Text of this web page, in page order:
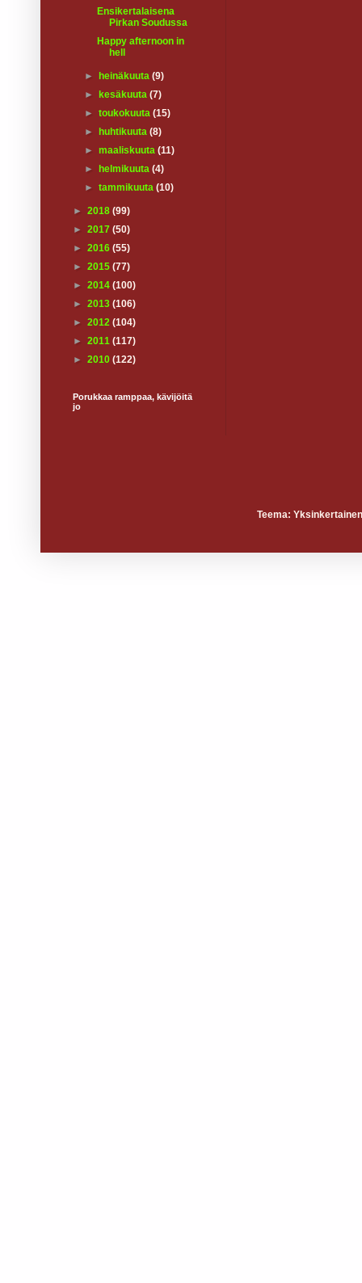
Ensikertalaisena
Pirkan Soudussa
Happy afternoon in
hell
► heinäkuuta(9)
►
kesäkuuta(7)
►toukokuuta(15)
►
huhtikuuta(8)
►maaliskuuta(11)
►
helmikuuta(4)
►tammikuuta(10)
► 2018 (99)
► 2017 (50)
► 2016 (55)
► 2015 (77)
► 2014 (100)
► 2013 (106)
► 2012 (104)
► 2011 (117)
► 2010 (122)
Porukkaa ramppaa, kävijöitä
jo
Teema: